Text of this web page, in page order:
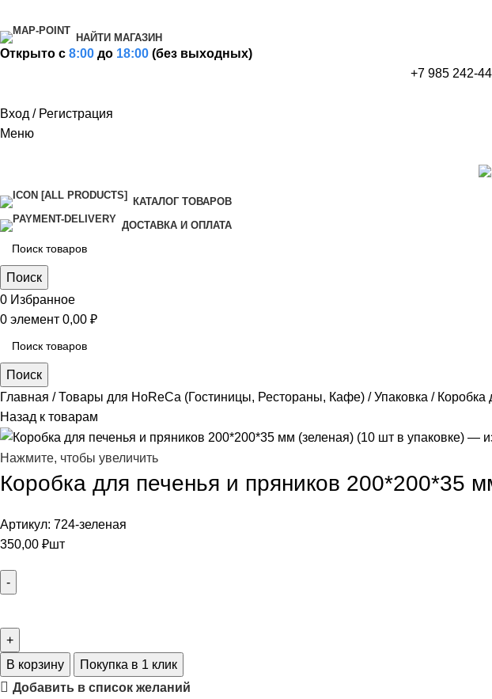
НАЙТИ МАГАЗИН
Открыто c 8:00 до 18:00 (без выходных)
+7 985 242-
Вход / Регистрация
Меню
КАТАЛОГ ТОВАРОВ
ДОСТАВКА И ОПЛАТА
Поиск
0 Избранное
0 элемент 0,00 ₽
Поиск
Главная
Товары для HoReCa (Гостиницы, Рестораны, Кафе) Упаковка
Коробка
Назад к товарам
Нажмите, чтобы увеличить
Коробка для печенья и пряников 200*200*35
Артикул: 724-зеленая
350,00 ₽шт
В корзину
Покупка в 1 клик
Добавить в список желаний